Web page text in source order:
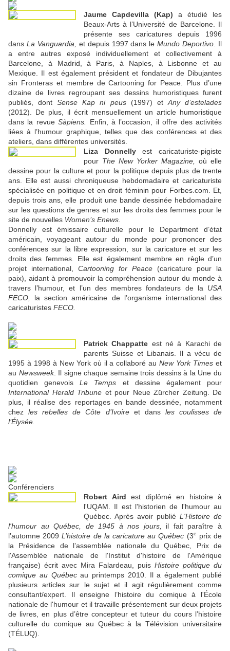
Jaume Capdevilla (Kap) a étudié les
Beaux-Arts à l’Université de Barcelone. Il
présente ses caricatures depuis 1996
dans La Vanguardia, et depuis 1997 dans leMundo Deportivo.
Il
a entre autres exposé individuellement et collectivement à
Barcelone, à Madrid, à Paris, à Naples, à Lisbonne et au
Mexique. Il est également président et fondateur de Dibujantes
sin Fronteras et membre de Cartooning for Peace. Plus d’une
dizaine de livres regroupant ses dessins humoristiques furent
publiés, dontSense Kap ni peus(1997) et Any d’estelades
(2012). De plus, il écrit mensuellement un article humoristique
dans la revueSàpiens.
Enfin, à l’occasion, il offre des activités
liées à l’humour graphique, telles que des conférences et des
ateliers, dans différentes universités.
Liza Donnellyest caricaturiste-pigiste
pour The New Yorker Magazine,
où elle
dessine pour la culture et pour la politique depuis plus de trente
ans. Elle est aussi chroniqueuse hebdomadaire et caricaturiste
spécialisée en politique et en droit féminin pour Forbes.com. Et,
depuis trois ans, elle produit une bande dessinée hebdomadaire
sur les questions de genres et sur les droits des femmes pour le
site de nouvelles Women’s Enews.
Donnelly est émissaire culturelle pour le Department d’état
américain, voyageant autour du monde pour prononcer des
conférences sur la libre expression, sur la caricature et sur les
droits des femmes. Elle est également membre en règle d’un
projet international, Cartooning for Peace (caricature pour la
paix), aidant à promouvoir la compréhension autour du monde à
travers l’humour, et l’un des membres fondateurs de la USA
FECO,
la section américaine de l’organisme international des
caricaturistes FECO.
Patrick Chappatte est né à Karachi de
parents Suisse et Libanais. Il a vécu de
1995 à 1998 à New York où il a collaboré auNew York Times et
au Newsweek. Il signe chaque semaine trois dessins à la Une du
quotidien genevoisLe Temps et dessine également pour
International Herald Tribune et pour Neue Zürcher Zeitung. De
plus, il réalise des reportages en bande dessinée, notamment
chezles rebelles de Côte d’Ivoireet dans les coulisses de
l’Élysée.
Conférenciers
Robert Aird est diplômé en histoire à
l'UQAM. Il est l'historien de l'humour au
Québec. Après avoir publié L'Histoire de
l'humour au Québec, de 1945 à nos jours,
il fait paraître à
l’automne 2009L’histoire de la caricature au Québec (3e
prix de
la Présidence de l’assemblée nationale du Québec, Prix de
l'Assemblée nationale de l'Institut d'histoire de l'Amérique
française) écrit avec Mira Falardeau, puis Histoire politique du
comique au Québecau printemps 2010. Il a également publié
plusieurs articles sur le sujet et il agit régulièrement comme
consultant/expert. Il enseigne l’histoire du comique à l'École
nationale de l'humour et il travaille présentement sur deux projets
de livres, en plus d’être concepteur et tuteur du cours l’histoire
culturelle du comique au Québec à la Télévision universitaire
(TÉLUQ).